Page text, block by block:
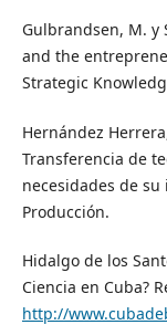
Gulbrandsen, M. y
and the
Strategic
Hernández
Transferencia de
necesidades de
Producción.
Hidalgo de los
Ciencia en Cuba?
http://